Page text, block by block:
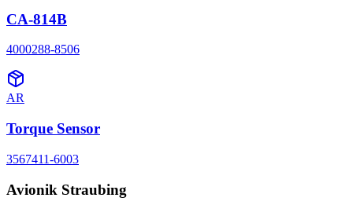
CA-814B
4000288-8506
AR
Torque Sensor
3567411-6003
Avionik Straubing